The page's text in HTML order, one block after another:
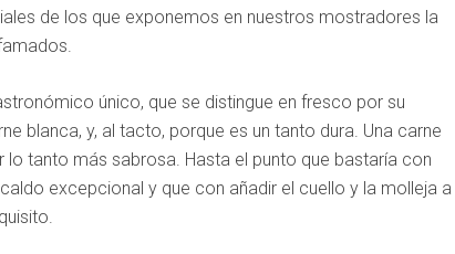
de los que exponemos en nuestros mostradores la
único, que se distingue en fresco por su
blanca, y, al tacto, porque es un tanto dura. Una carne
tanto más sabrosa. Hasta el punto que bastaría con
excepcional y que con añadir el cuello y la molleja a